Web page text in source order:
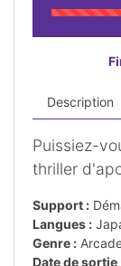
Description
Puissiez-
thriller
Support :
Langues :
Genre :
Date de sortie